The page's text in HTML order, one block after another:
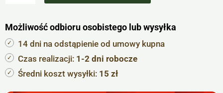
szaliki
biała
-
1
Możliwość odbioru osobistego lub wysyłka
14 dni na odstąpienie od umowy kupna
Czas realizacji: 1-2 dni robocze
Średni koszt wysyłki: 15 zł